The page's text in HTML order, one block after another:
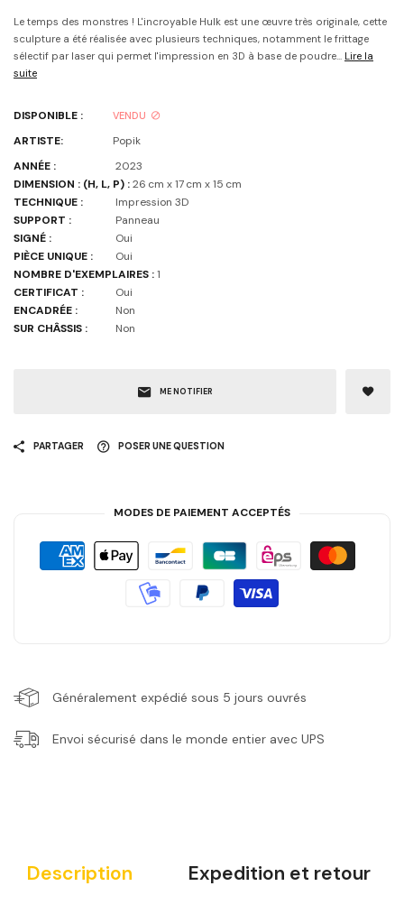
Le temps des monstres ! L'incroyable Hulk est une œuvre très originale, cette
sculpture a été réalisée avec plusieurs techniques, notamment le frittage
sélectif par laser qui permet l'impression en 3D à base de poudre... Lire la
suite
DISPONIBLE : VENDU
ARTISTE:
Popik
ANNÉE :
2023
DIMENSION : (H, L, P) :26 cm x 17 cm x 15 cm
TECHNIQUE :
Impression 3D
SUPPORT :
Panneau
SIGNÉ :
Oui
PIÈCE UNIQUE :
Oui
NOMBRE D'EXEMPLAIRES :1
CERTIFICAT :
Oui
ENCADRÉE :
Non
SUR CHÂSSIS :
Non
ME NOTIFIER
PARTAGER POSER UNE QUESTION
MODES DE PAIEMENT ACCEPTÉS
Généralement expédié sous 5 jours ouvrés
Envoi sécurisé dans le monde entier avec UPS
Description Expedition et retour